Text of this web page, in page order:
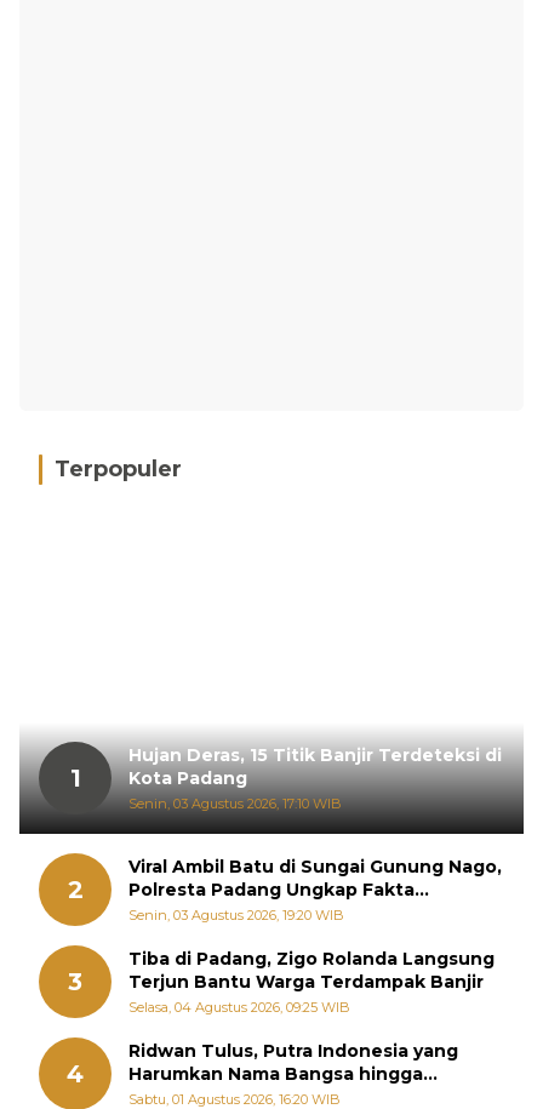
Terpopuler
1
Hujan Deras, 15 Titik Banjir Terdeteksi di
Kota Padang
Senin, 03 Agustus 2026, 17:10 WIB
2
Viral Ambil Batu di Sungai Gunung Nago,
Polresta Padang Ungkap Fakta
Sebenarnya
Senin, 03 Agustus 2026, 19:20 WIB
3
Tiba di Padang, Zigo Rolanda Langsung
Terjun Bantu Warga Terdampak Banjir
Selasa, 04 Agustus 2026, 09:25 WIB
4
Ridwan Tulus, Putra Indonesia yang
Harumkan Nama Bangsa hingga
Diabadikan dalam Buku Jepang
Sabtu, 01 Agustus 2026, 16:20 WIB